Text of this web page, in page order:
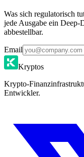
Was sich regulatorisch
jede Ausgabe ein
abbestellbar.
Email
Kryptos
Krypto-
Entwickler.